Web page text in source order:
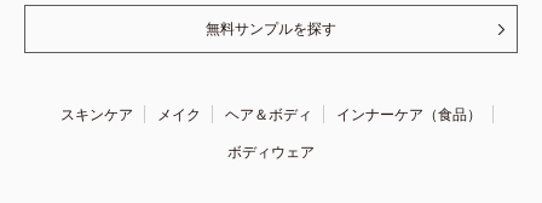
無料サンプルを探す
スキンケア メイク ヘア＆ボディ
インナーケア（食品）
ボディウェア